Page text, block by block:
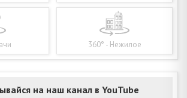
360° - Нежилое
на наш канал в YouTube